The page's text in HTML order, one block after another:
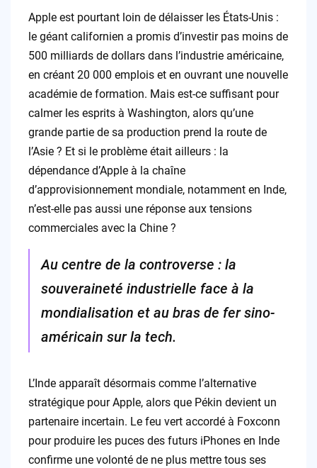
Apple est pourtant loin de délaisser les États-Unis :
le géant californien a promis d’investir pas moins de
500 milliards de dollars dans l’industrie américaine,
en créant 20 000 emplois et en ouvrant une nouvelle
académie de formation. Mais est-ce suffisant pour
calmer les esprits à Washington, alors qu’une
grande partie de sa production prend la route de
l’Asie ? Et si le problème était ailleurs : la
dépendance d’Apple à la chaîne
d’approvisionnement mondiale, notamment en Inde,
n’est-elle pas aussi une réponse aux tensions
commerciales avec la Chine ?
Au centre de la controverse : la
souveraineté industrielle face à la
mondialisation et au bras de fer sino-
américain sur la tech.
L’Inde apparaît désormais comme l’alternative
stratégique pour Apple, alors que Pékin devient un
partenaire incertain. Le feu vert accordé à Foxconn
pour produire les puces des futurs iPhones en Inde
confirme une volonté de ne plus mettre tous ses